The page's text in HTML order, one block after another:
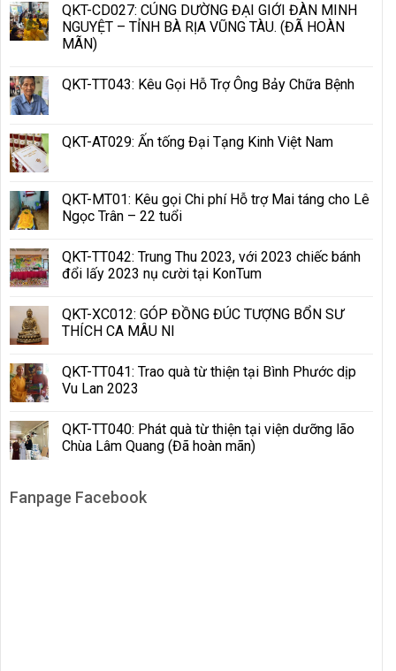
QKT-CD027: CÚNG DƯỜNG ĐẠI GIỚI ĐÀN MINH
NGUYỆT – TỈNH BÀ RỊA VŨNG TÀU. (ĐÃ HOÀN
MÃN)
QKT-TT043: Kêu Gọi Hỗ Trợ Ông Bảy Chữa Bệnh
QKT-AT029: Ấn tống Đại Tạng Kinh Việt Nam
QKT-MT01: Kêu gọi Chi phí Hỗ trợ Mai táng cho Lê
Ngọc Trân – 22 tuổi
QKT-TT042: Trung Thu 2023, với 2023 chiếc bánh
đổi lấy 2023 nụ cười tại KonTum
QKT-XC012: GÓP ĐỒNG ĐÚC TƯỢNG BỔN SƯ
THÍCH CA MÂU NI
QKT-TT041: Trao quà từ thiện tại Bình Phước dịp
Vu Lan 2023
QKT-TT040: Phát quà từ thiện tại viện dưỡng lão
Chùa Lâm Quang (Đã hoàn mãn)
Fanpage Facebook